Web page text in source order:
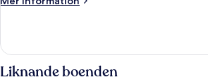
Liknande boenden